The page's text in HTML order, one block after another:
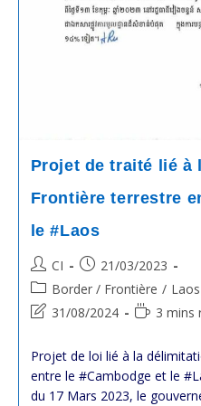
Projet de traité lié à
Frontière terrestre
le #Laos
Post
author:
CI
Post
published:
21/03/2023
Post
category:
Border / Frontière / Laos
Post
modified:
31/08/2024
Reading
3 mins
Projet de loi lié à la
entre le #Cambodge et le
du 17 Mars 2023, le